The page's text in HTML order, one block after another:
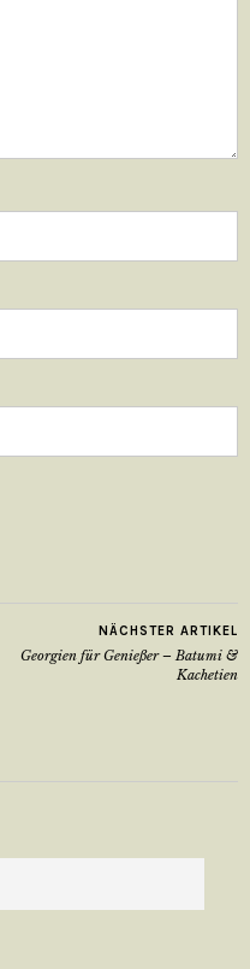
NÄCHSTER ARTIKEL
Georgien für Genießer – Batumi &
Kachetien